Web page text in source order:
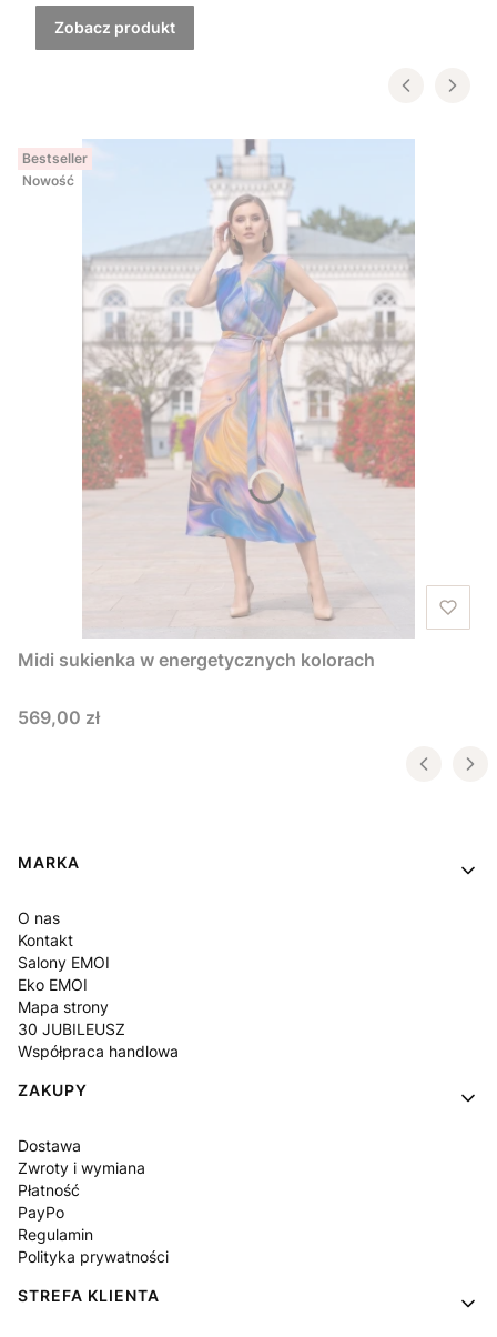
Zobacz produkt
Bestseller
Nowość
Midi sukienka w energetycznych kolorach
Cena
569,00 zł
Linki w stopce
MARKA
O nas
Kontakt
Salony EMOI
Eko EMOI
Mapa strony
30 JUBILEUSZ
Współpraca handlowa
ZAKUPY
Dostawa
Zwroty i wymiana
Płatność
PayPo
Regulamin
Polityka prywatności
STREFA KLIENTA